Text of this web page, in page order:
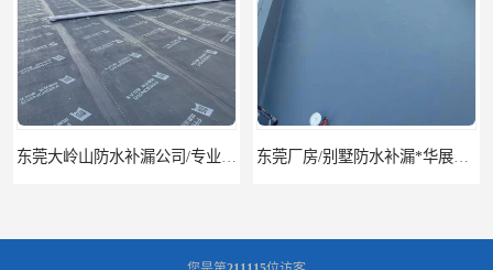
东莞厂房/别墅防水补漏*华展防水，技术全面、专业靠谱